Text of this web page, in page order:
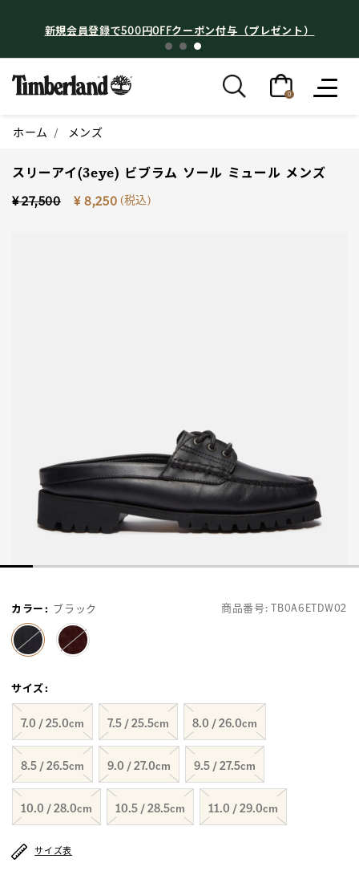
新規会員登録で500円OFFクーポン付与（プレゼント）
0
ホーム メンズ
スリーアイ(3eye) ビブラム ソール ミュール メンズ
Price reduced from
¥ 27,500to ¥ 8,250 (税込)
商品番号:TB0A6ETDW02
カラー: ブラック
サイズ:
7.0 / 25.0cm 7.5 / 25.5cm 8.0 / 26.0cm
8.5 / 26.5cm 9.0 / 27.0cm 9.5 / 27.5cm
10.0 / 28.0cm 10.5 / 28.5cm 11.0 / 29.0cm
サイズ表